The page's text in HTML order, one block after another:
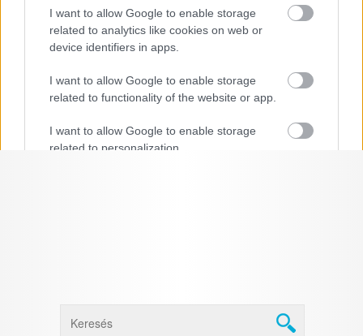
I want to allow Google to enable storage
related to analytics like cookies on web or
device identifiers in apps.
I want to allow Google to enable storage
related to functionality of the website or app.
I want to allow Google to enable storage
related to personalization.
Data Deletion Privacy Policy
10
10